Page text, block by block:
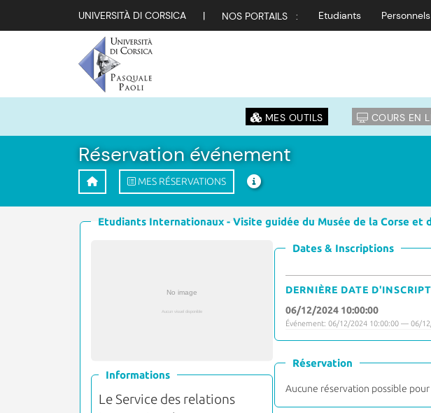
UNIVERSITÀ DI CORSICA | NOS PORTAILS : Etudiants Personnels
MES OUTILS COURS EN
Réservation événement
MES RÉSERVATIONS
Etudiants Internationaux - Visite guidée du Musée de la Corse et
Informations
Le Service des relations
Dates & Inscriptions
DERNIÈRE DATE
06/12/2024 10:00:00
Événement: 06/12/2024 10:00:00 — 06/
Réservation
Aucune réservation possible